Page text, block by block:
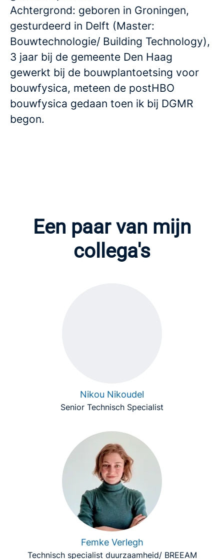
Achtergrond: geboren in Groningen,
gesturdeerd in Delft (Master:
Bouwtechnologie/ Building Technology),
3 jaar bij de gemeente Den Haag
gewerkt bij de bouwplantoetsing voor
bouwfysica, meteen de postHBO
bouwfysica gedaan toen ik bij DGMR
begon.
Een paar van mijn
collega's
Nikou Nikoudel
Senior Technisch Specialist
Femke Verlegh
Technisch specialist duurzaamheid/ BREEAM